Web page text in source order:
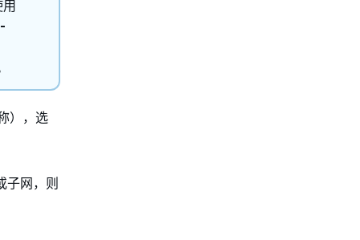
），选
子网，则